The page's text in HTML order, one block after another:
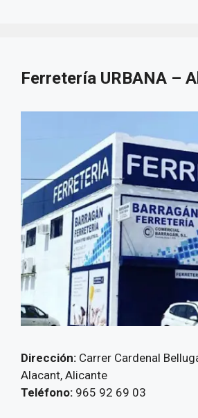
Ferretería URBANA –
Dirección: Carrer Cardenal
Alacant, Alicante
Teléfono: 965 92 69 03